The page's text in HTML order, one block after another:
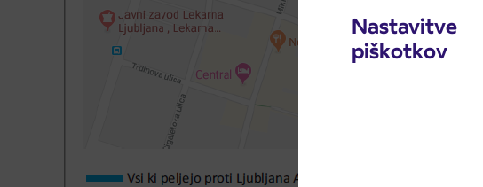
Nastavitve
piškotkov